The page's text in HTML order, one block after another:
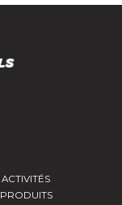
ACTIVITÉS
PRODUITS